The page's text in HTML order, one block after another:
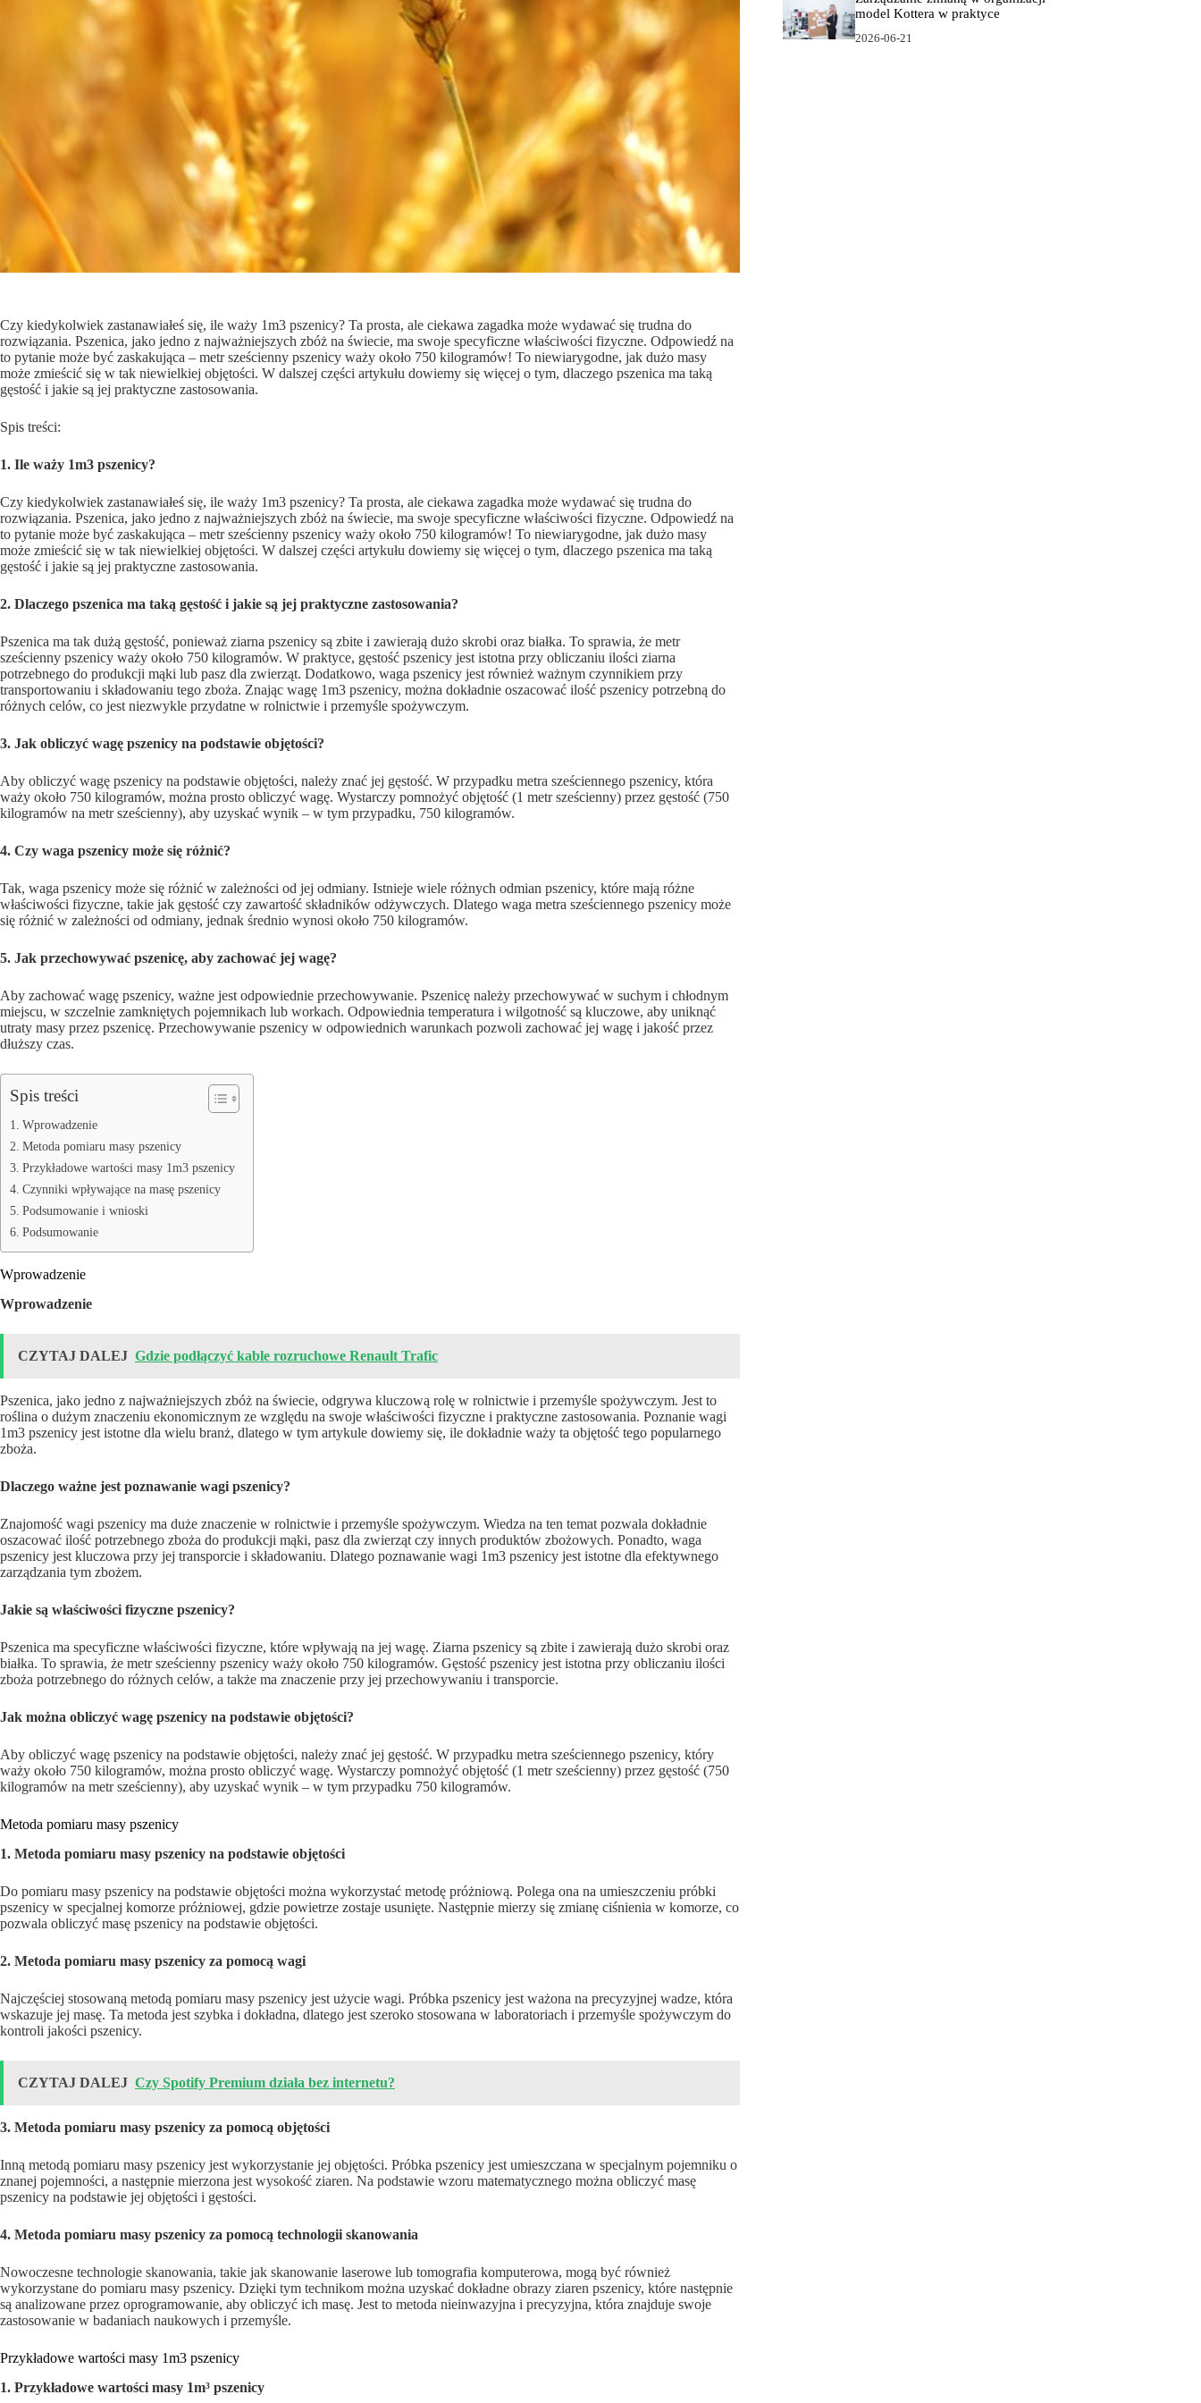
Czy kiedykolwiek zastanawiałeś się, ile waży 1m3 pszenicy? Ta prosta, ale ciekawa zagadka może wydawać się trudna do
rozwiązania. Pszenica, jako jedno z najważniejszych zbóż na świecie, ma swoje specyficzne właściwości fizyczne. Odpowiedź na
to pytanie może być zaskakująca – metr sześcienny pszenicy waży około 750 kilogramów! To niewiarygodne, jak dużo masy
może zmieścić się w tak niewielkiej objętości. W dalszej części artykułu dowiemy się więcej o tym, dlaczego pszenica ma taką
gęstość i jakie są jej praktyczne zastosowania.
Spis treści:
1. Ile waży 1m3 pszenicy?
Czy kiedykolwiek zastanawiałeś się, ile waży 1m3 pszenicy? Ta prosta, ale ciekawa zagadka może wydawać się trudna do
rozwiązania. Pszenica, jako jedno z najważniejszych zbóż na świecie, ma swoje specyficzne właściwości fizyczne. Odpowiedź na
to pytanie może być zaskakująca – metr sześcienny pszenicy waży około 750 kilogramów! To niewiarygodne, jak dużo masy
może zmieścić się w tak niewielkiej objętości. W dalszej części artykułu dowiemy się więcej o tym, dlaczego pszenica ma taką
gęstość i jakie są jej praktyczne zastosowania.
2. Dlaczego pszenica ma taką gęstość i jakie są jej praktyczne zastosowania?
Pszenica ma tak dużą gęstość, ponieważ ziarna pszenicy są zbite i zawierają dużo skrobi oraz białka. To sprawia, że metr
sześcienny pszenicy waży około 750 kilogramów. W praktyce, gęstość pszenicy jest istotna przy obliczaniu ilości ziarna
potrzebnego do produkcji mąki lub pasz dla zwierząt. Dodatkowo, waga pszenicy jest również ważnym czynnikiem przy
transportowaniu i składowaniu tego zboża. Znając wagę 1m3 pszenicy, można dokładnie oszacować ilość pszenicy potrzebną do
różnych celów, co jest niezwykle przydatne w rolnictwie i przemyśle spożywczym.
3. Jak obliczyć wagę pszenicy na podstawie objętości?
Aby obliczyć wagę pszenicy na podstawie objętości, należy znać jej gęstość. W przypadku metra sześciennego pszenicy, która
waży około 750 kilogramów, można prosto obliczyć wagę. Wystarczy pomnożyć objętość (1 metr sześcienny) przez gęstość (750
kilogramów na metr sześcienny), aby uzyskać wynik – w tym przypadku, 750 kilogramów.
4. Czy waga pszenicy może się różnić?
Tak, waga pszenicy może się różnić w zależności od jej odmiany. Istnieje wiele różnych odmian pszenicy, które mają różne
właściwości fizyczne, takie jak gęstość czy zawartość składników odżywczych. Dlatego waga metra sześciennego pszenicy może
się różnić w zależności od odmiany, jednak średnio wynosi około 750 kilogramów.
5. Jak przechowywać pszenicę, aby zachować jej wagę?
Aby zachować wagę pszenicy, ważne jest odpowiednie przechowywanie. Pszenicę należy przechowywać w suchym i chłodnym
miejscu, w szczelnie zamkniętych pojemnikach lub workach. Odpowiednia temperatura i wilgotność są kluczowe, aby uniknąć
utraty masy przez pszenicę. Przechowywanie pszenicy w odpowiednich warunkach pozwoli zachować jej wagę i jakość przez
dłuższy czas.
Spis treści
Wprowadzenie
Metoda pomiaru masy pszenicy
Przykładowe wartości masy 1m3 pszenicy
Czynniki wpływające na masę pszenicy
Podsumowanie i wnioski
Podsumowanie
Wprowadzenie
Wprowadzenie
CZYTAJ DALEJ Gdzie podłączyć kable rozruchowe Renault Trafic
Pszenica, jako jedno z najważniejszych zbóż na świecie, odgrywa kluczową rolę w rolnictwie i przemyśle spożywczym. Jest to
roślina o dużym znaczeniu ekonomicznym ze względu na swoje właściwości fizyczne i praktyczne zastosowania. Poznanie wagi
1m3 pszenicy jest istotne dla wielu branż, dlatego w tym artykule dowiemy się, ile dokładnie waży ta objętość tego popularnego
zboża.
Dlaczego ważne jest poznawanie wagi pszenicy?
Znajomość wagi pszenicy ma duże znaczenie w rolnictwie i przemyśle spożywczym. Wiedza na ten temat pozwala dokładnie
oszacować ilość potrzebnego zboża do produkcji mąki, pasz dla zwierząt czy innych produktów zbożowych. Ponadto, waga
pszenicy jest kluczowa przy jej transporcie i składowaniu. Dlatego poznawanie wagi 1m3 pszenicy jest istotne dla efektywnego
zarządzania tym zbożem.
Jakie są właściwości fizyczne pszenicy?
Pszenica ma specyficzne właściwości fizyczne, które wpływają na jej wagę. Ziarna pszenicy są zbite i zawierają dużo skrobi oraz
białka. To sprawia, że metr sześcienny pszenicy waży około 750 kilogramów. Gęstość pszenicy jest istotna przy obliczaniu ilości
zboża potrzebnego do różnych celów, a także ma znaczenie przy jej przechowywaniu i transporcie.
Jak można obliczyć wagę pszenicy na podstawie objętości?
Aby obliczyć wagę pszenicy na podstawie objętości, należy znać jej gęstość. W przypadku metra sześciennego pszenicy, który
waży około 750 kilogramów, można prosto obliczyć wagę. Wystarczy pomnożyć objętość (1 metr sześcienny) przez gęstość (750
kilogramów na metr sześcienny), aby uzyskać wynik – w tym przypadku 750 kilogramów.
Metoda pomiaru masy pszenicy
1. Metoda pomiaru masy pszenicy na podstawie objętości
Do pomiaru masy pszenicy na podstawie objętości można wykorzystać metodę próżniową. Polega ona na umieszczeniu próbki
pszenicy w specjalnej komorze próżniowej, gdzie powietrze zostaje usunięte. Następnie mierzy się zmianę ciśnienia w komorze, co
pozwala obliczyć masę pszenicy na podstawie objętości.
2. Metoda pomiaru masy pszenicy za pomocą wagi
Najczęściej stosowaną metodą pomiaru masy pszenicy jest użycie wagi. Próbka pszenicy jest ważona na precyzyjnej wadze, która
wskazuje jej masę. Ta metoda jest szybka i dokładna, dlatego jest szeroko stosowana w laboratoriach i przemyśle spożywczym do
kontroli jakości pszenicy.
CZYTAJ DALEJ Czy Spotify Premium działa bez internetu?
3. Metoda pomiaru masy pszenicy za pomocą objętości
Inną metodą pomiaru masy pszenicy jest wykorzystanie jej objętości. Próbka pszenicy jest umieszczana w specjalnym pojemniku o
znanej pojemności, a następnie mierzona jest wysokość ziaren. Na podstawie wzoru matematycznego można obliczyć masę
pszenicy na podstawie jej objętości i gęstości.
4. Metoda pomiaru masy pszenicy za pomocą technologii skanowania
Nowoczesne technologie skanowania, takie jak skanowanie laserowe lub tomografia komputerowa, mogą być również
wykorzystane do pomiaru masy pszenicy. Dzięki tym technikom można uzyskać dokładne obrazy ziaren pszenicy, które następnie
są analizowane przez oprogramowanie, aby obliczyć ich masę. Jest to metoda nieinwazyjna i precyzyjna, która znajduje swoje
zastosowanie w badaniach naukowych i przemyśle.
Przykładowe wartości masy 1m3 pszenicy
1. Przykładowe wartości masy 1m³ pszenicy
model Kottera w praktyce
2026-06-21